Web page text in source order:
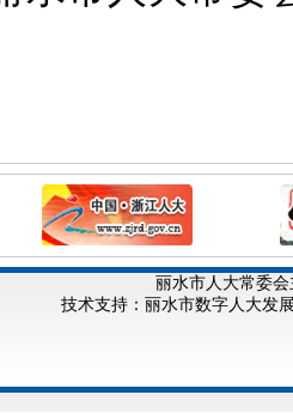
丽水市人大常委会
技术支持：丽水市数字人大发